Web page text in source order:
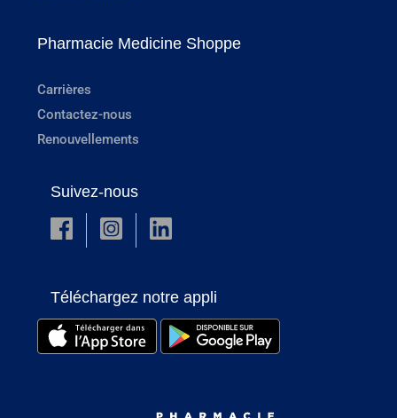
Pharmacie Medicine Shoppe
Carrières
Contactez-nous
Renouvellements
Suivez-nous
Téléchargez notre appli